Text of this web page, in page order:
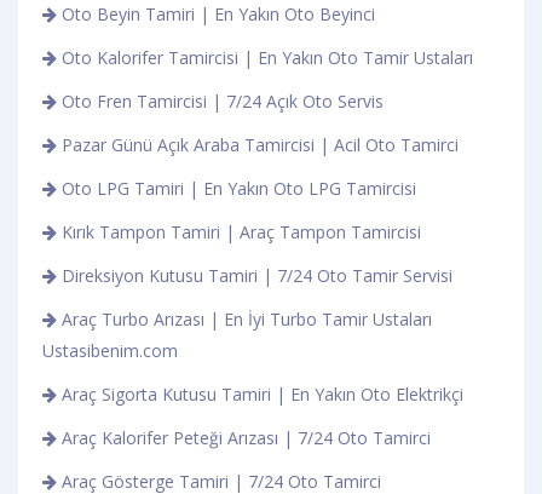
Oto Beyin Tamiri | En Yakın Oto Beyinci
Oto Kalorifer Tamircisi | En Yakın Oto Tamir Ustaları
Oto Fren Tamircisi | 7/24 Açık Oto Servis
Pazar Günü Açık Araba Tamircisi | Acil Oto Tamirci
Oto LPG Tamiri | En Yakın Oto LPG Tamircisi
Kırık Tampon Tamiri | Araç Tampon Tamircisi
Direksiyon Kutusu Tamiri | 7/24 Oto Tamir Servisi
Araç Turbo Arızası | En İyi Turbo Tamir Ustaları
Ustasibenim.com
Araç Sigorta Kutusu Tamiri | En Yakın Oto Elektrikçi
Araç Kalorifer Peteği Arızası | 7/24 Oto Tamirci
Araç Gösterge Tamiri | 7/24 Oto Tamirci